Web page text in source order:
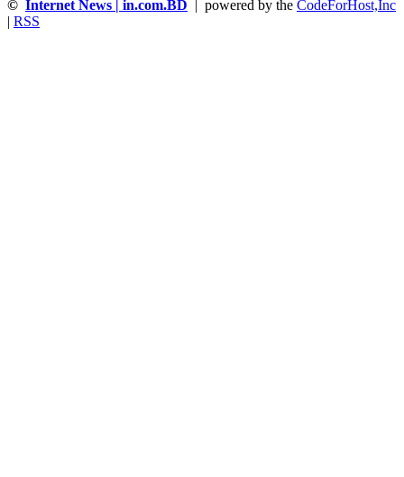
© Internet News | in.com.BD | powered by the CodeForHost,Inc
RSS